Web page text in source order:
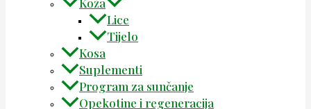
Lice
Tijelo
Kosa
Suplementi
Program za sunčanje
Opekotine i regeneracija